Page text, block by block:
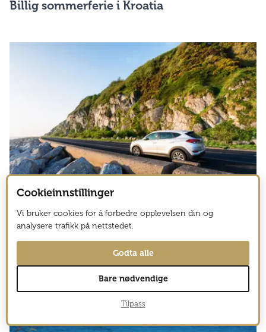
Billig sommerferie i Kroatia
IRLAND
Roadtrip Irland rundt
Cookieinnstillinger
Vi bruker cookies for å forbedre opplevelsen din og
analysere trafikk på nettstedet.
Godta alle
Bare nødvendige
Tilpass